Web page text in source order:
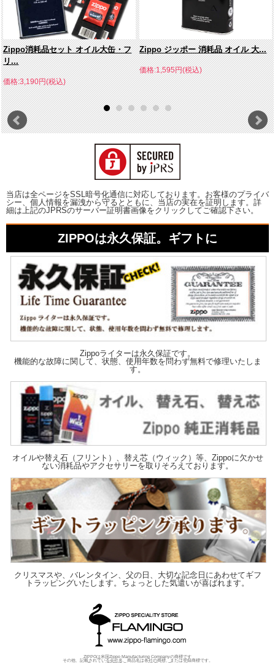
Zippo消耗品セット オイル大缶・フ
リ...
価格:3,190円(税込)
Zippo ジッポー 消耗品 オイル 大...
価格:1,595円(税込)
当店は全ページをSSL暗号化通信に対応しております。お客様のプライバ
シー、個人情報を漏洩から守るとともに、当店の実在を証明します。詳
細は上記のJPRSのサーバー証明書画像をクリックしてご確認下さい。
ZIPPOは永久保証。ギフトに
Zippoライターは永久保証です。
機能的な故障に関して、状態、使用年数を問わず無料で修理いたしま
す。
オイルや替え石（フリント）、替え芯（ウィック）等、Zippoに欠かせ
ない消耗品やアクセサリーを取りそろえております。
クリスマスや、バレンタイン、父の日、大切な記念日にあわせてギフ
トラッピングいたします。ちょっとした気遣いが喜ばれます。
ZIPPOは米国Zippo Manufacturing Companyの商標です
その他、記載されている会社名、商品名は各社の商標、または登録商標です。